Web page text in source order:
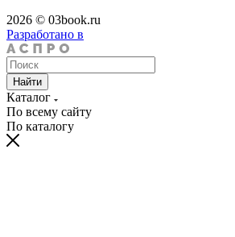
2026 © 03book.ru
Разработано в
Найти
Каталог
По всему сайту
По каталогу